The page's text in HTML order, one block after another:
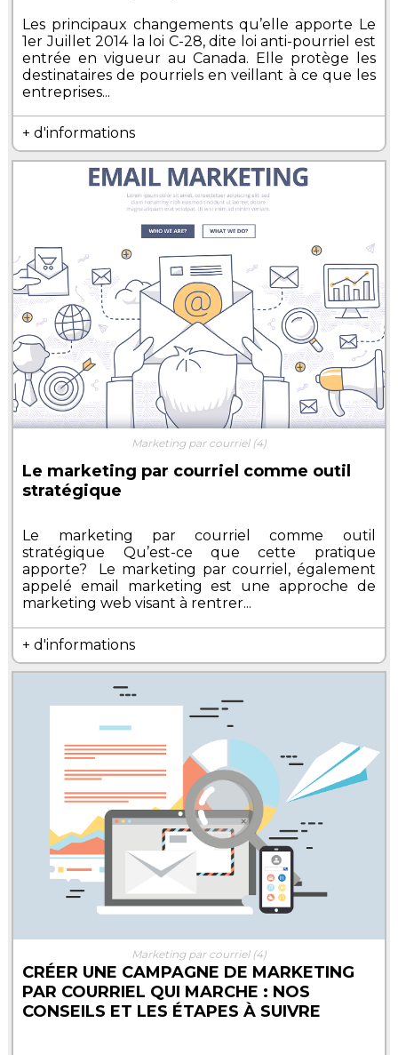
Les principaux changements qu’elle apporte Le
1er Juillet 2014 la loi C-28, dite loi anti-pourriel est
entrée en vigueur au Canada. Elle protège les
destinataires de pourriels en veillant à ce que les
entreprises...
+ d'informations
Marketing par courriel (4)
Le marketing par courriel comme outil
stratégique
Le marketing par courriel comme outil
stratégique Qu’est-ce que cette pratique
apporte? Le marketing par courriel, également
appelé email marketing est une approche de
marketing web visant à rentrer...
+ d'informations
Marketing par courriel (4)
CRÉER UNE CAMPAGNE DE MARKETING
PAR COURRIEL QUI MARCHE : NOS
CONSEILS ET LES ÉTAPES À SUIVRE